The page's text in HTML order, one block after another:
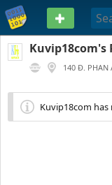
Kuvip18com's
140 Đ. PHAN
Kuvip18com